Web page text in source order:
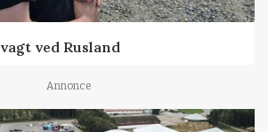
ved Rusland
Annonce